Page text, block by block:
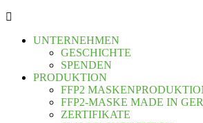
UNTERNEHMEN
GESCHICHTE
SPENDEN
PRODUKTION
FFP2
FFP2-MASKE MADE IN
ZERTIFIKATE